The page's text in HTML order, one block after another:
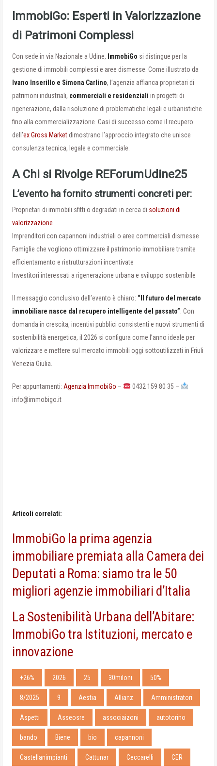
ImmobiGo: Esperti in Valorizzazione
di Patrimoni Complessi
Con sede in via Nazionale a Udine, ImmobiGo si distingue per la
gestione di immobili complessi e aree dismesse. Come illustrato da
Ivano Inserillo e Simona Carlino, l’agenzia affianca proprietari di
patrimoni industriali, commerciali e residenziali in progetti di
rigenerazione, dalla risoluzione di problematiche legali e urbanistiche
fino alla commercializzazione. Casi di successo come il recupero
dell’ex Gross Marketdimostrano l’approccio integrato che unisce
consulenza tecnica, legale e commerciale.
A Chi si Rivolge REForumUdine25
L’evento ha fornito strumenti concreti per:
Proprietari di immobili sfitti o degradati in cerca di soluzioni di
valorizzazione
Imprenditori con capannoni industriali o aree commerciali dismesse
Famiglie che vogliono ottimizzare il patrimonio immobiliare tramite
efficientamento e ristrutturazioni incentivate
Investitori interessati a rigenerazione urbana e sviluppo sostenibile
Il messaggio conclusivo dell’evento è chiaro: “Il futuro del mercato
immobiliare nasce dal recupero intelligente del passato” . Con
domanda in crescita, incentivi pubblici consistenti e nuovi strumenti di
sostenibilità energetica, il 2026 si configura come l’anno ideale per
valorizzare e mettere sul mercato immobili oggi sottoutilizzati in Friuli
Venezia Giulia.
Per appuntamenti: Agenzia ImmobiGo –
0432 159 80 35 –
info@immobigo.it
Articoli correlati:
ImmobiGo la prima agenzia
immobiliare premiata alla Camera dei
Deputati a Roma: siamo tra le 50
migliori agenzie immobiliari d’Italia
La Sostenibilità Urbana dell’Abitare:
ImmobiGo tra Istituzioni, mercato e
innovazione
+26% 2026 25 30miloni 50%
8/2025 9 Aestia Allianz Amministratori
Aspetti Asseosre associaizoni autotorino
bando Biene bio capannoni
Castellanimpianti Cattunar Ceccarelli CER